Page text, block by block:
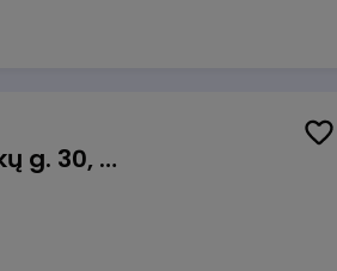
Taromato operatorius (-ė), Keramikų g. 30, Neveronys